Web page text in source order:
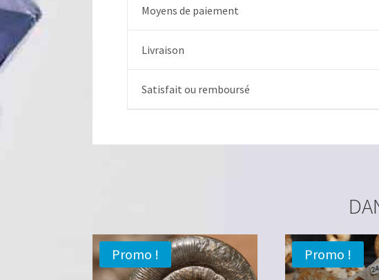
Moyens de paiement
Livraison
Satisfait ou remboursé
Promo ! Promo !